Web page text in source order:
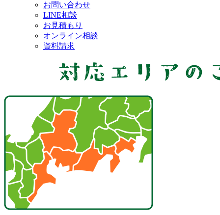
お問い合わせ
LINE相談
お見積もり
オンライン相談
資料請求